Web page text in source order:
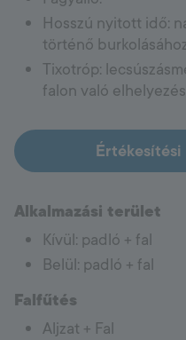
Hosszú nyitott idő:
történő
Tixotróp:
falon való
Értékesítési
Alkalmazási terület
Kívül: padló + fal
Belül: padló + fal
Falfűtés
Aljzat + Fal